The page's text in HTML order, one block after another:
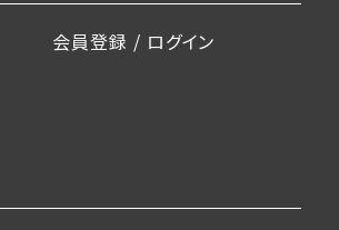
会員登録 / ログイン